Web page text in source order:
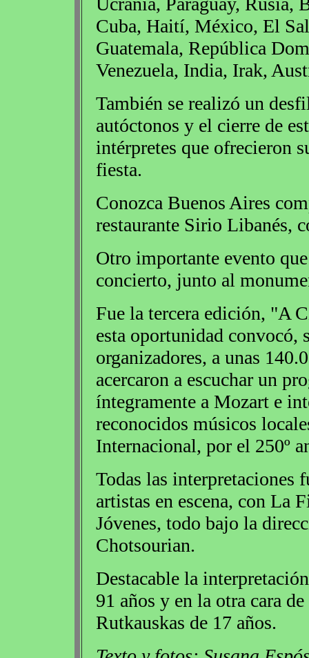
Cuba, Haití, México, El
Guatemala, República
Venezuela, India, Irak,
También se realizó un
autóctonos y el cierre de
intérpretes que ofrecieron
fiesta.
Conozca Buenos Aires
restaurante Sirio Libanés,
Otro importante evento
concierto, junto al
Fue la tercera edición, "A
esta oportunidad convocó,
organizadores, a unas
acercaron a escuchar un
íntegramente a Mozart e
reconocidos músicos
Internacional, por el 250º
Todas las interpretaciones
artistas en escena, con La
Jóvenes, todo bajo la
Chotsourian.
Destacable la
91 años y en la otra cara
Rutkauskas de 17 años.